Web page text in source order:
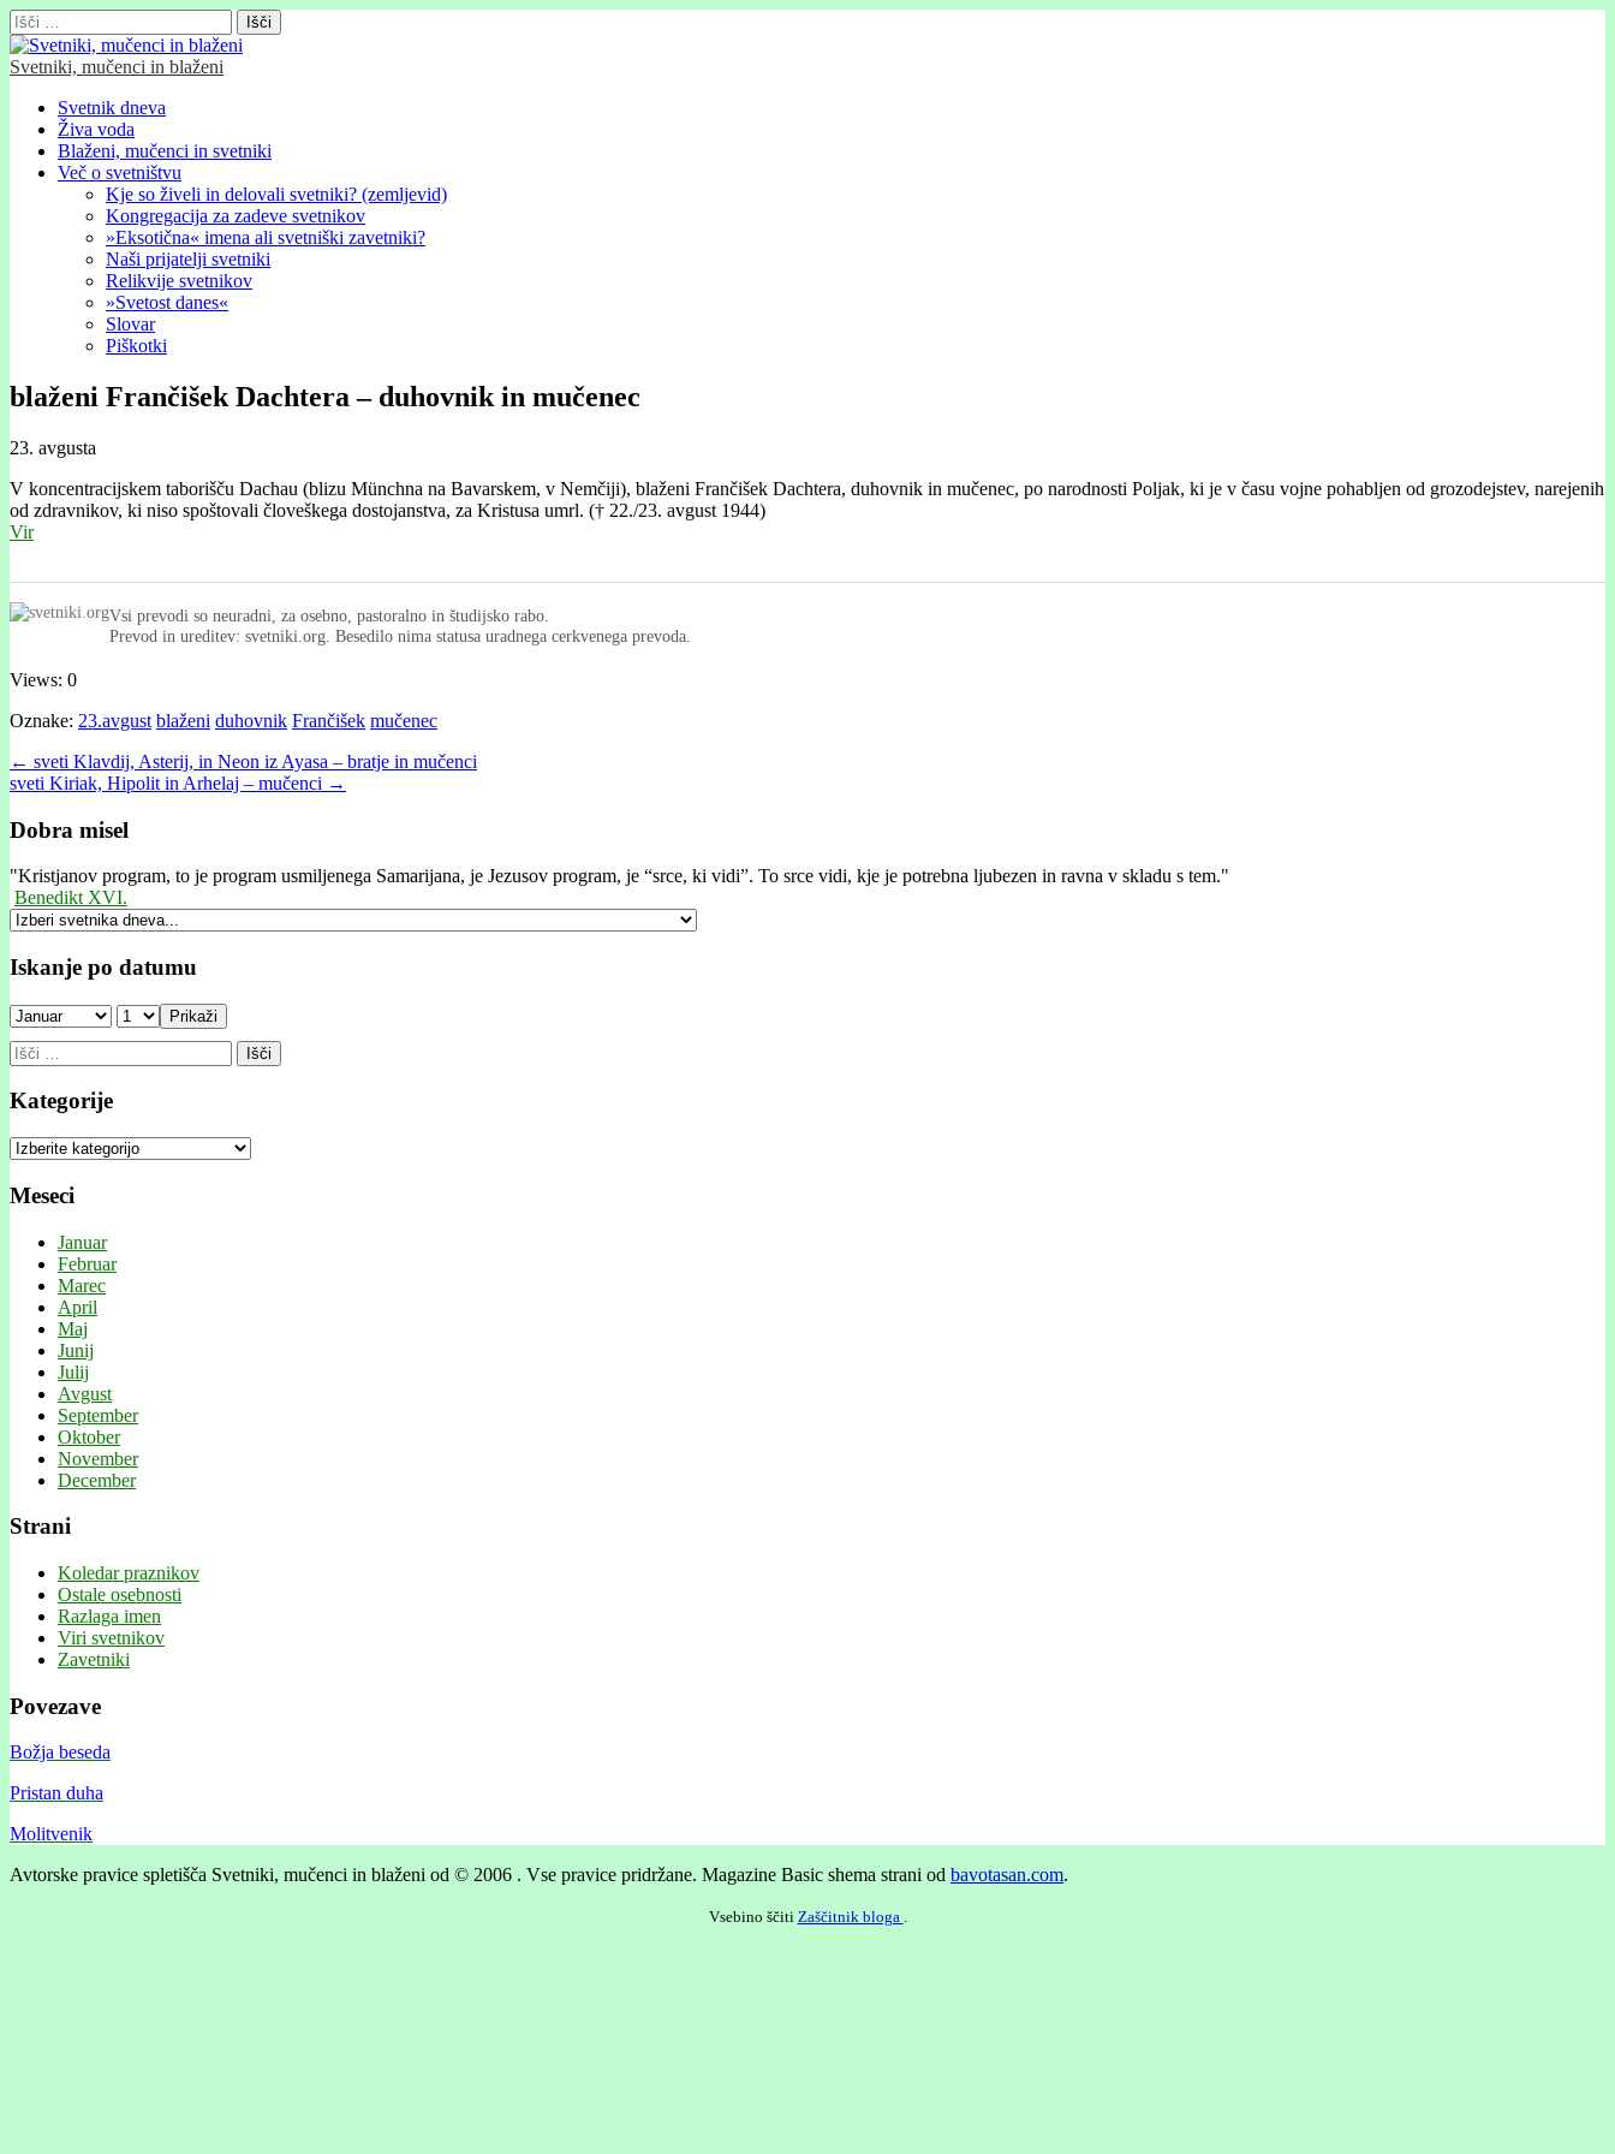
Išči:
Svetniki, mučenci in blaženi
Glavni
meni
Skip
content
Svetnik dneva
Živa voda
Blaženi, mučenci in svetniki
Več o svetništvu
Kje so živeli in delovali svetniki? (zemljevid)
Kongregacija za zadeve svetnikov
»Eksotična« imena ali svetniški zavetniki?
Naši prijatelji svetniki
Relikvije svetnikov
»Svetost danes«
Slovar
Piškotki
blaženi Frančišek Dachtera – duhovnik in mučenec
23. avgusta
V koncentracijskem taborišču Dachau (blizu Münchna na Bavarskem, v Nemčiji), blaženi Frančišek Dachtera, duhovnik in mučenec, po narodnosti Poljak, ki je v času vojne pohabljen od grozodejstev, narejenih
od zdravnikov, ki niso spoštovali človeškega dostojanstva, za Kristusa umrl. († 22./23. avgust 1944)
Vir
Vsi prevodi so neuradni, za osebno, pastoralno in študijsko rabo.
Prevod in ureditev: svetniki.org. Besedilo nima statusa uradnega cerkvenega prevoda.
Views: 0
Oznake: 23.avgust blaženi duhovnik Frančišek mučenec
Post
navigation
← sveti Klavdij, Asterij, in Neon iz Ayasa – bratje in mučenci
sveti Kiriak, Hipolit in Arhelaj – mučenci →
Dobra misel
"Kristjanov program, to je program usmiljenega Samarijana, je Jezusov program, je “srce, ki vidi”. To srce vidi, kje je potrebna ljubezen in ravna v skladu s tem."
Benedikt XVI.
Iskanje po datumu
Prikaži
Išči:
Kategorije
Kategorije
Meseci
Januar
Februar
Marec
April
Maj
Junij
Julij
Avgust
September
Oktober
November
December
Strani
Koledar praznikov
Ostale osebnosti
Razlaga imen
Viri svetnikov
Zavetniki
Povezave
Božja beseda
Pristan duha
Molitvenik
Avtorske pravice spletišča Svetniki, mučenci in blaženi od © 2006 . Vse pravice pridržane. Magazine Basic shema strani od bavotasan.com.
Vsebino ščiti Zaščitnik bloga .